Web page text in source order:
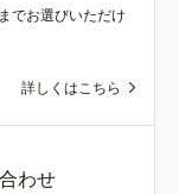
でお選びいただけ
詳しくはこちら
わせ